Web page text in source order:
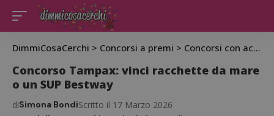
DimmiCosaCerchi > Concorsi a premi > Concorsi con acquisto
Concorso Tampax: vinci racchette da mare
o un SUP Bestway
diSimona BondiScritto il 17 Marzo 2026